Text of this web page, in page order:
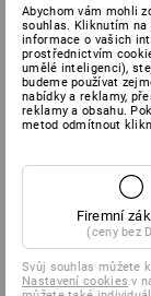
Kromě
Abychom vám mohli
souhlas. Kliknutím na
informace o vašich
prostřednictvím
umělé inteligenci),
budeme používat
nabídky a reklamy,
reklamy a obsahu.
metod odmítnout
Firemní
(ceny bez
Svůj souhlas můžete
Nastavení cookies v